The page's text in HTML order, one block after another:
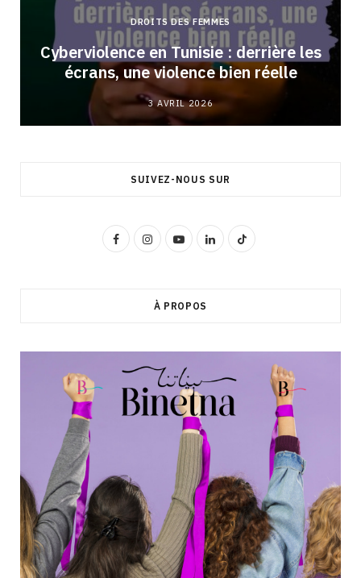
DROITS DES FEMMES
Cyberviolence en Tunisie : derrière les
écrans, une violence bien réelle
3 AVRIL 2026
SUIVEZ-NOUS SUR
F
b
o
I
a
Y
u
b
e
L
e
d
I
T
o
À PROPOS